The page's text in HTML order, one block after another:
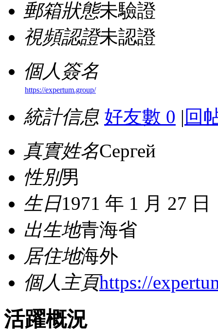
郵箱狀態未驗證
視頻認證未認證
個人簽名
https://expertum.group/
統計信息 好友數 0 | 回
真實姓名Сергей
性別男
生日1971 年 1 月 27 日
出生地青海省
居住地海外
個人主頁https://
活躍概況